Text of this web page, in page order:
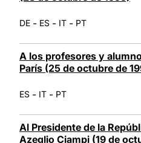
DE - ES - IT - PT
A los profesores y
París (25 de octubre de
ES - IT - PT
Al Presidente de la
Azeglio Ciampi (19 de